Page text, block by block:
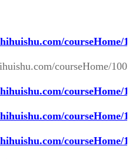
courseHome/
courseHome/
courseHome/
courseHome/
courseHome/